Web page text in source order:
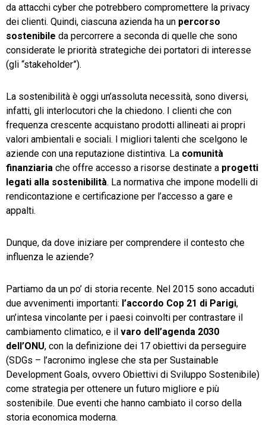
da attacchi cyber che potrebbero compromettere la privacy
dei clienti. Quindi, ciascuna azienda ha un percorso
sostenibile da percorrere a seconda di quelle che sono
considerate le priorità strategiche dei portatori di interesse
(gli “stakeholder”).
La sostenibilità è oggi un’assoluta necessità, sono diversi,
infatti, gli interlocutori che la chiedono. I clienti che con
frequenza crescente acquistano prodotti allineati ai propri
valori ambientali e sociali. I migliori talenti che scelgono le
aziende con una reputazione distintiva. La comunità
finanziaria che offre accesso a risorse destinate a progetti
legati alla sostenibilità. La normativa che impone modelli di
rendicontazione e certificazione per l’accesso a gare e
appalti.
Dunque, da dove iniziare per comprendere il contesto che
influenza le aziende?
Partiamo da un po’ di storia recente. Nel 2015 sono accaduti
due avvenimenti importanti: l’accordo Cop 21 di Parigi,
un’intesa vincolante per i paesi coinvolti per contrastare il
cambiamento climatico, e il varo dell’agenda 2030
dell’ONU, con la definizione dei 17 obiettivi da perseguire
(SDGs – l’acronimo inglese che sta per Sustainable
Development Goals, ovvero Obiettivi di Sviluppo Sostenibile)
come strategia per ottenere un futuro migliore e più
sostenibile. Due eventi che hanno cambiato il corso della
storia economica moderna.